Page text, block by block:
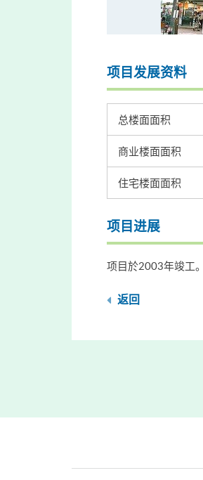
项目发展资料
总楼面面积
商业楼面面积
住宅楼面面积
项目进展
项目於2003年竣工。
返回